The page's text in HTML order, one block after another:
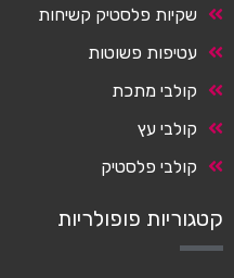
שקיות פלסטיק קשיחות
עטיפות פשוטות
קולבי מתכת
קולבי עץ
קולבי פלסטיק
קטגוריות פופולריות